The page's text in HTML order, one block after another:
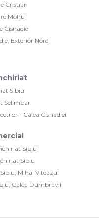
Cristian
Mohu
Cisnadie
Exterior Nord
Sibiu
Selimbar
- Calea Cisnadiei
Sibiu
Sibiu
Mihai Viteazul
Calea Dumbravii